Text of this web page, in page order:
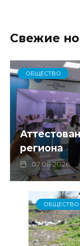
Свежие
ОБЩЕСТВО
региона
07.08.2026
ОБЩЕСТВО